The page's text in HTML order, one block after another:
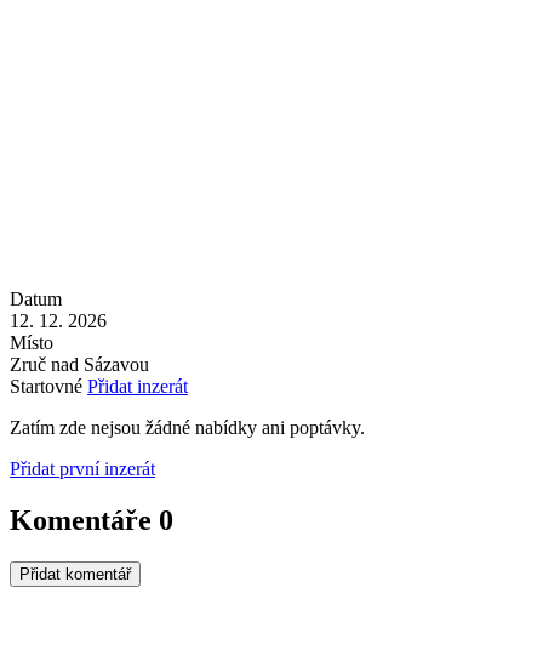
Datum
12. 12. 2026
Místo
Zruč nad Sázavou
Startovné Přidat inzerát
Zatím zde nejsou žádné nabídky ani poptávky.
Přidat první inzerát
Komentáře 0
Přidat komentář